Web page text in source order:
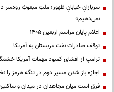
سربازانِ خیابانِ ظهور؛ ملتِ مبعوثِ رودسر
نمی‌دهیم»
اعلام پایان مراسم اربعین ۱۴۰۵
توقف صادرات نفت عربستان به آمریکا
ترامپ از افشای کمبود مهمات آمریکا
اجازه باز شدن مسیر دوم در تنگه هرمز را
فرق است میان مجاهدان در میدان و